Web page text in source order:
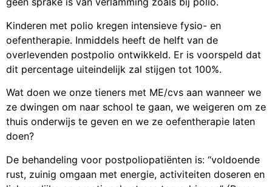
oefentherapie. Inmiddels heeft de helft van de
overlevenden postpolio ontwikkeld. Er is voorspeld dat
dit percentage uiteindelijk zal stijgen tot 100%.
ze dwingen om naar school te gaan, we weigeren om ze
thuis onderwijs te geven en we ze oefentherapie laten
doen?
rust, zuinig omgaan met energie, activiteiten doseren en
lichamelijke en emotionele stress terugdringen” (Bruno: